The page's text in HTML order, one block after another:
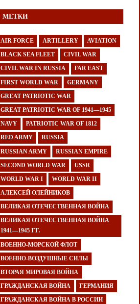
МЕТКИ
AIR FORCE ARTILLERY AVIATION
BLACK SEA FLEET CIVIL WAR
CIVIL WAR IN RUSSIA FAR EAST
FIRST WORLD WAR GERMANY
GREAT PATRIOTIC WAR
GREAT PATRIOTIC WAR OF 1941—1945
NAVY PATRIOTIC WAR OF 1812
RED ARMY RUSSIA
RUSSIAN ARMY RUSSIAN EMPIRE
SECOND WORLD WAR USSR
WORLD WAR I WORLD WAR II
АЛЕКСЕЙ ОЛЕЙНИКОВ
ВЕЛИКАЯ ОТЕЧЕСТВЕННАЯ ВОЙНА
ВЕЛИКАЯ ОТЕЧЕСТВЕННАЯ ВОЙНА
1941—1945 ГГ.
ВОЕННО-МОРСКОЙ ФЛОТ
ВОЕННО-ВОЗДУШНЫЕ СИЛЫ
ВТОРАЯ МИРОВАЯ ВОЙНА
ГРАЖДАНСКАЯ ВОЙНА ГЕРМАНИЯ
ГРАЖДАНСКАЯ ВОЙНА В РОССИИ